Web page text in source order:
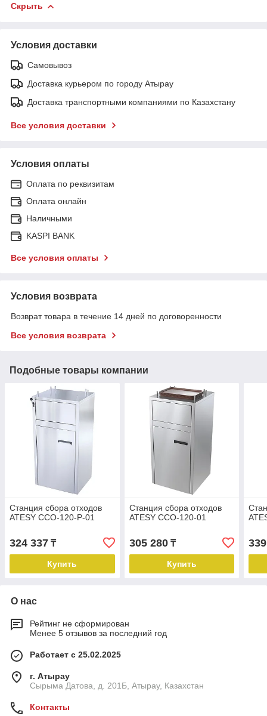
Скрыть
Условия доставки
Самовывоз
Доставка курьером по городу Атырау
Доставка транспортными компаниями по Казахстану
Все условия доставки
Условия оплаты
Оплата по реквизитам
Оплата онлайн
Наличными
KASPI BANK
Все условия оплаты
Условия возврата
Возврат товара в течение 14 дней по договоренности
Все условия возврата
Подобные товары компании
Станция сбора отходов
ATESY ССО-120-Р-01
324 337 ₸
Купить
Станция сбора отходов
ATESY ССО-120-01
305 280₸
Купить
О нас
Рейтинг не сформирован
Менее 5 отзывов за последний год
Работает с 25.02.2025
г. Атырау
Сырыма Датова, д. 201Б, Атырау, Казахстан
Контакты